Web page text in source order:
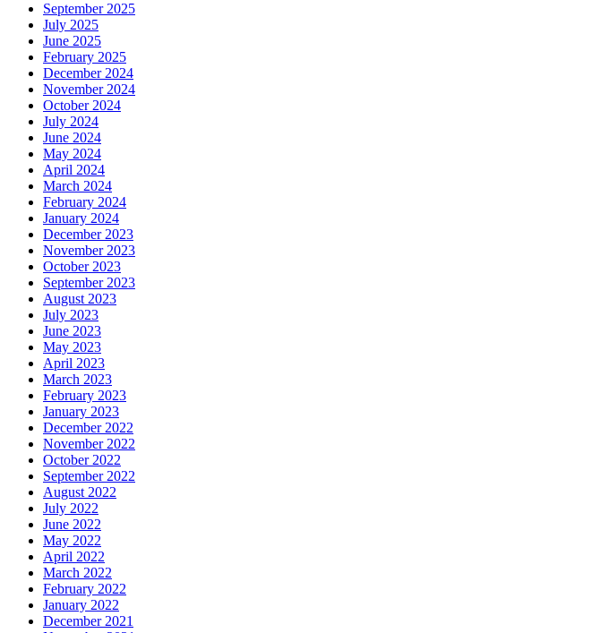
September 2025
July 2025
June 2025
February 2025
December 2024
November 2024
October 2024
July 2024
June 2024
May 2024
April 2024
March 2024
February 2024
January 2024
December 2023
November 2023
October 2023
September 2023
August 2023
July 2023
June 2023
May 2023
April 2023
March 2023
February 2023
January 2023
December 2022
November 2022
October 2022
September 2022
August 2022
July 2022
June 2022
May 2022
April 2022
March 2022
February 2022
January 2022
December 2021